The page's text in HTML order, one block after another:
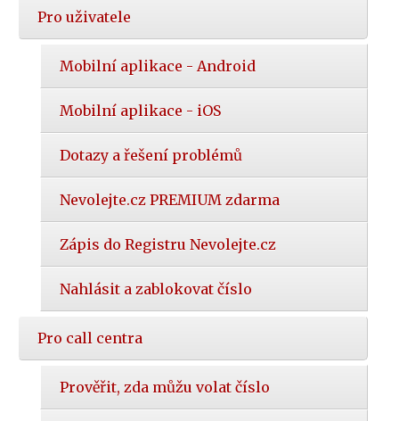
Pro uživatele
Mobilní aplikace - Android
Mobilní aplikace - iOS
Dotazy a řešení problémů
Nevolejte.cz PREMIUM zdarma
Zápis do Registru Nevolejte.cz
Nahlásit a zablokovat číslo
Pro call centra
Prověřit, zda můžu volat číslo